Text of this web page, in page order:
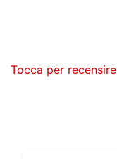
Tocca per recensire